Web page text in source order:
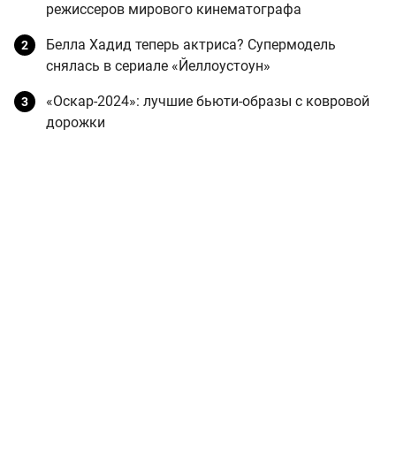
режиссеров мирового кинематографа
Белла Хадид теперь актриса? Супермодель
снялась в сериале «Йеллоустоун»
«Оскар-2024»: лучшие бьюти-образы с ковровой
дорожки